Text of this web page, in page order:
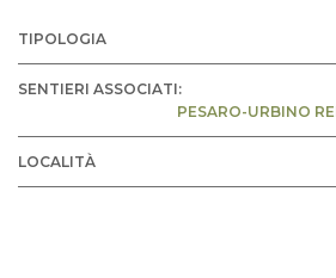
TIPOLOGIA
SENTIERI ASSOCIATI:
PESARO-URBINO
LOCALITÀ